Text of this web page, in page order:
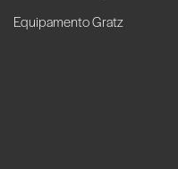
Equipamento Gratz